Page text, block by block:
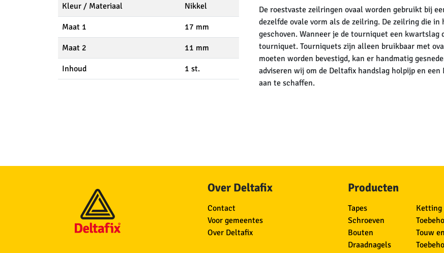
Kleur / Materiaal Nikkel
Maat 1 17 mm
Maat 2 11 mm
Inhoud 1 st.
De roestvaste zeilringen ovaal worden gebruikt bij
dezelfde ovale vorm als de zeilring. De zeilring die
geschoven. Wanneer je de tourniquet een
tourniquet. Tourniquets zijn alleen bruikbaar met
moeten worden bevestigd, kan er handmatig
adviseren wij om de Deltafix handslag holpijp en
aan te schaffen.
Over Deltafix
Contact
Voor gemeentes
Over Deltafix
Producten
Tapes
Schroeven
Bouten
Draadnagels
Ketting
Touw en